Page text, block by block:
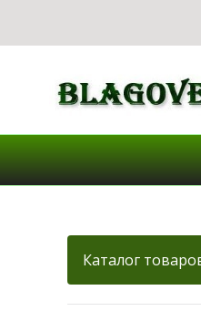
Каталог